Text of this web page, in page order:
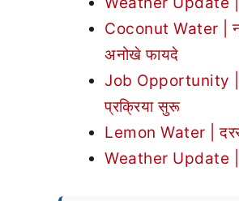
Coconut Water |
अनोखे फायदे
Job Opportunity | डॉ.
प्रक्रिया सुरू
Lemon Water |
Weather Update |